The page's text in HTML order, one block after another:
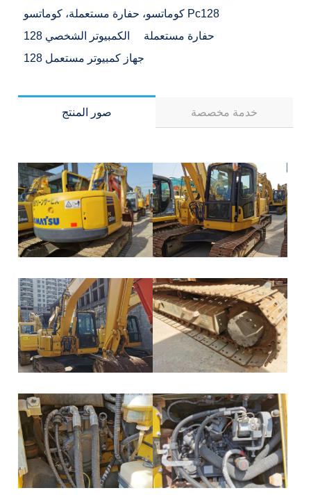
كوماتسو، حفارة مستعملة، كوماتسو Pc128
الكمبيوتر الشخصي 128
حفارة مستعملة
جهاز كمبيوتر مستعمل 128
صور المنتج خدمة مخصصة